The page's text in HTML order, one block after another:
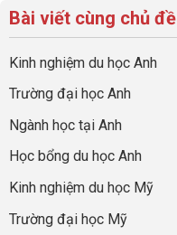
sự
nghiệp
hiệu
quả
của
cha
thông
hồ
sơ
du
học
“Dày
hoạt
động
nhưng
thiếu
năng
lực”
Việc
Biến
Đoạn
Visa
“Bước
Vàng”
Cất
Cánh
luận
ở
Hiểu
đúng
về
nghề
và
ngành:
Bí
quyết
không
giờ
Bài viết cùng chủ đề
Kinh nghiệm du học Anh
Trường đại học Anh
Ngành học tại Anh
Học bổng du học Anh
Kinh nghiệm du học Mỹ
Trường đại học Mỹ